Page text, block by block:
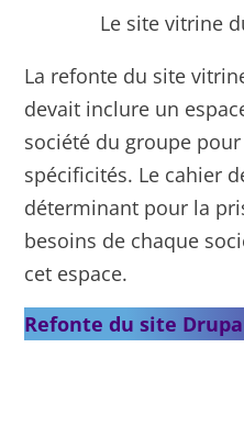
Le site vitrine
La refonte du site
devait inclure un
société du groupe
spécificités. Le cahier
déterminant pour la
besoins de chaque
cet espace.
Refonte du site